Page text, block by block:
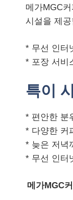
메가MGC
시설을 제
* 무선 인터
* 포장 서비
특이
* 편안한 분
* 다양한 커
* 늦은 저녁
* 무선 인터
메가MGC